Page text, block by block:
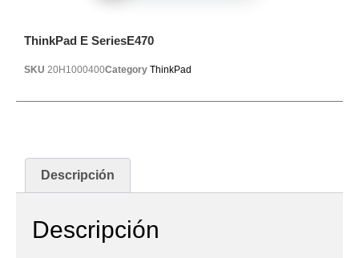
ThinkPad E SeriesE470
SKU 20H1000400Category ThinkPad
Descripción
Descripción